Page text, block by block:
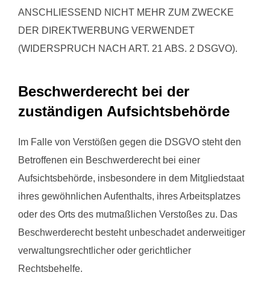
ANSCHLIESSEND NICHT MEHR ZUM ZWECKE
DER DIREKTWERBUNG VERWENDET
(WIDERSPRUCH NACH ART. 21 ABS. 2 DSGVO).
Beschwerde­recht bei der
zuständigen Aufsichts­behörde
Im Falle von Verstößen gegen die DSGVO steht den
Betroffenen ein Beschwerderecht bei einer
Aufsichtsbehörde, insbesondere in dem Mitgliedstaat
ihres gewöhnlichen Aufenthalts, ihres Arbeitsplatzes
oder des Orts des mutmaßlichen Verstoßes zu. Das
Beschwerderecht besteht unbeschadet anderweitiger
verwaltungsrechtlicher oder gerichtlicher
Rechtsbehelfe.